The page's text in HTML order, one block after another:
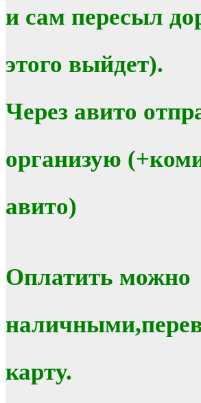
и сам пересыл
этого выйдет).
Через авито
организую
авито)
Оплатить можно
карту.